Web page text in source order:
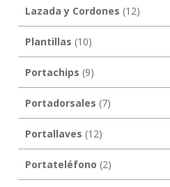
Lazada y Cordones (12)
Plantillas (10)
Portachips (9)
Portadorsales (7)
Portallaves (12)
Portateléfono (2)